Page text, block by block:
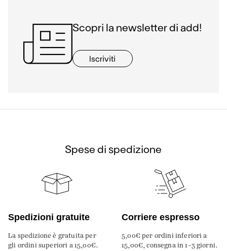
Scopri la newsletter di add!
Iscriviti
Spese di spedizione
Spedizioni gratuite
La spedizione è gratuita per
gli ordini superiori a 15,00€.
Corriere espresso
5,00€ per ordini inferiori a
15,00€, consegna in 1-3 giorni.